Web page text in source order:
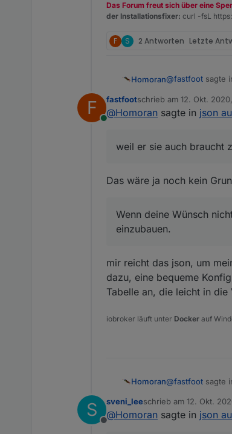
Das Forum freut sich über eine
der Installationsfixer: curl -fsL
F S 2 Antworten Letzte
Homoran@fastfoot sagte
Warum bietet
weil er sie auch
einzubauen.
das es in das
F
Online
fastfootschrieb am 12. Okt.
zuletzt editiert von
@Homoran sagte in json
weil er sie auch braucht
Das wäre ja noch kein
Wenn deine Wünsch
einzubauen.
mir reicht das json, um
dazu, eine bequeme
Tabelle an, die leicht in die
iobroker läuft unter Docker auf
Homoran@fastfoot sagte
Warum bietet
S
Offline
sveni_leeschrieb am 12. Okt.
zuletzt editiert von
@Homoran sagte in json